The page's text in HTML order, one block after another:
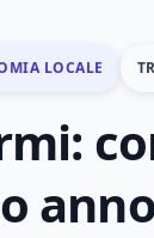
LOCALE